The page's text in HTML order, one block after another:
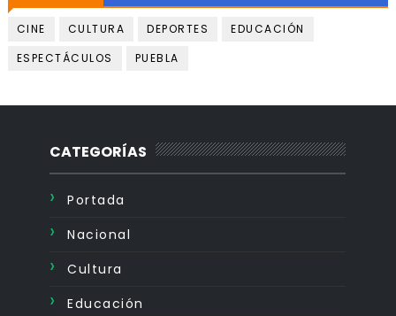
CINE CULTURA DEPORTES
EDUCACIÓN
ESPECTÁCULOS
PUEBLA
CATEGORÍAS
Portada
Nacional
Cultura
Educación